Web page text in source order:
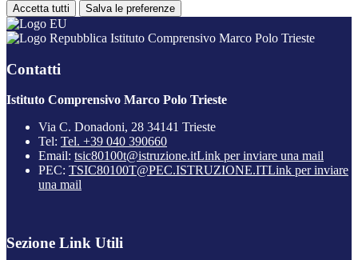
Accetta tutti Salva le preferenze
Istituto Comprensivo Marco Polo Trieste
Contatti
Istituto Comprensivo Marco Polo Trieste
Via C. Donadoni, 28 34141 Trieste
Tel: Tel. +39 040 390660
Email: tsic80100t@istruzione.itLink per inviare una mail
PEC: TSIC80100T@PEC.ISTRUZIONE.ITLink per inviare
una mail
Sezione Link Utili